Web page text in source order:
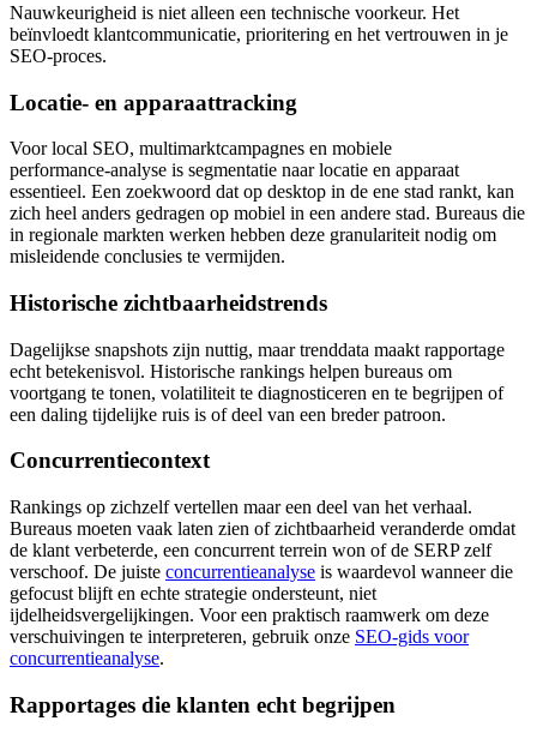
Nauwkeurigheid is niet alleen een technische voorkeur. Het
beïnvloedt klantcommunicatie, prioritering en het vertrouwen in je
SEO‑proces.
Locatie- en apparaattracking
Voor local SEO, multimarktcampagnes en mobiele
performance‑analyse is segmentatie naar locatie en apparaat
essentieel. Een zoekwoord dat op desktop in de ene stad rankt, kan
zich heel anders gedragen op mobiel in een andere stad. Bureaus die
in regionale markten werken hebben deze granulariteit nodig om
misleidende conclusies te vermijden.
Historische zichtbaarheidstrends
Dagelijkse snapshots zijn nuttig, maar trenddata maakt rapportage
echt betekenisvol. Historische rankings helpen bureaus om
voortgang te tonen, volatiliteit te diagnosticeren en te begrijpen of
een daling tijdelijke ruis is of deel van een breder patroon.
Concurrentiecontext
Rankings op zichzelf vertellen maar een deel van het verhaal.
Bureaus moeten vaak laten zien of zichtbaarheid veranderde omdat
de klant verbeterde, een concurrent terrein won of de SERP zelf
verschoof. De juiste concurrentieanalyse is waardevol wanneer die
gefocust blijft en echte strategie ondersteunt, niet
ijdelheidsvergelijkingen. Voor een praktisch raamwerk om deze
verschuivingen te interpreteren, gebruik onze SEO‑gids voor
concurrentieanalyse.
Rapportages die klanten echt begrijpen